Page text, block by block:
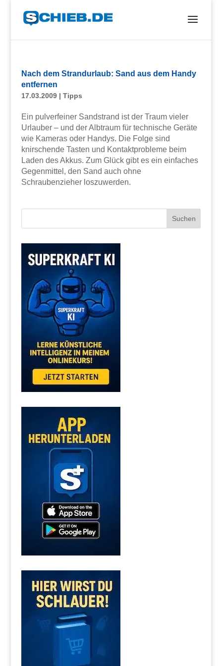
Nach dem Strandurlaub: Sand aus dem Handy
entfernen
17.03.2009| Tipps
Ein pulverfeiner Sandstrand ist der Traum vieler
Urlauber – und der Albtraum für technische Geräte
wie Kameras oder Handys. Die Folge sind
knirschende Tasten und Kontaktprobleme beim
Laden des Akkus. Zum Glück gibt es ein einfaches
Gegenmittel, den Sand auch ohne
Schraubenzieher loszuwerden.